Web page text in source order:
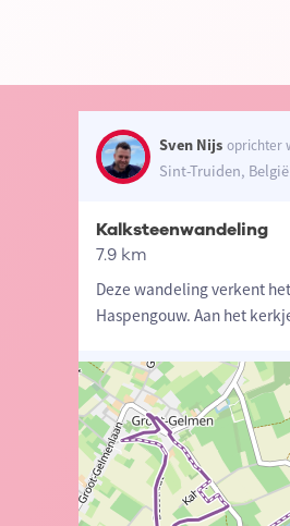
Sven Nijs oprichter
Sint-Truiden, België
Kalksteenwandeling
7.9 km
Deze wandeling verkent
Haspengouw. Aan het